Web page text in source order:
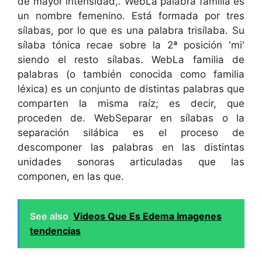
un nombre femenino. Está formada por tres
sílabas, por lo que es una palabra trisílaba. Su
sílaba tónica recae sobre la 2ª posición 'mi'
siendo el resto sílabas. WebLa familia de
palabras (o también conocida como familia
léxica) es un conjunto de distintas palabras que
comparten la misma raíz; es decir, que
proceden de. WebSeparar en sílabas o la
separación silábica es el proceso de
descomponer las palabras en las distintas
unidades sonoras articuladas que las
componen, en las que.
See also Videos Que Es Edema Imagenes
tendencias